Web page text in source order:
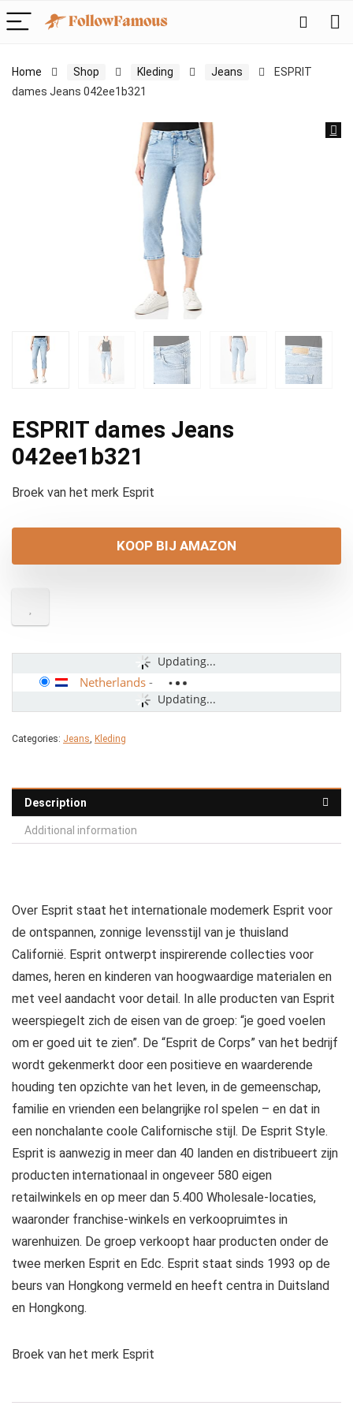
Home Shop Kleding Jeans
ESPRIT
dames Jeans 042ee1b321
ESPRIT dames Jeans
042ee1b321
Broek van het merk Esprit
KOOP BIJ AMAZON
Updating...
Updating...
Netherlands -
Categories: Jeans, Kleding
Description
Additional information
Over Esprit staat het internationale modemerk Esprit voor
de ontspannen, zonnige levensstijl van je thuisland
Californië. Esprit ontwerpt inspirerende collecties voor
dames, heren en kinderen van hoogwaardige materialen en
met veel aandacht voor detail. In alle producten van Esprit
weerspiegelt zich de eisen van de groep: “je goed voelen
om er goed uit te zien”. De “Esprit de Corps” van het bedrijf
wordt gekenmerkt door een positieve en waarderende
houding ten opzichte van het leven, in de gemeenschap,
familie en vrienden een belangrijke rol spelen – en dat in
een nonchalante coole Californische stijl. De Esprit Style.
Esprit is aanwezig in meer dan 40 landen en distribueert zijn
producten internationaal in ongeveer 580 eigen
retailwinkels en op meer dan 5.400 Wholesale-locaties,
waaronder franchise-winkels en verkoopruimtes in
warenhuizen. De groep verkoopt haar producten onder de
twee merken Esprit en Edc. Esprit staat sinds 1993 op de
beurs van Hongkong vermeld en heeft centra in Duitsland
en Hongkong.
Broek van het merk Esprit